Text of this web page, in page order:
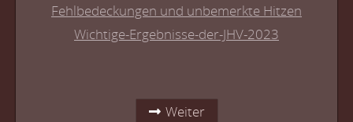
Fehlbedeckungen und unbemerkte Hitzen
Wichtige-Ergebnisse-der-JHV-2023
Weiter